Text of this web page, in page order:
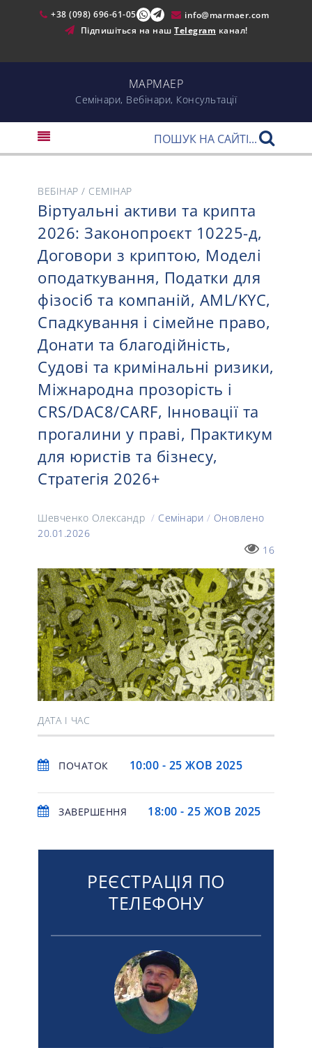
+38 (098) 696-61-05
info@marmaer.com
Підпишіться на наш Telegram канал!
МАРМАЕР
Cемінари, Вебінари, Консультації
ВЕБІНАР / СЕМІНАР
Віртуальні активи та крипта
2026: Законопроєкт 10225-д,
Договори з криптою, Моделі
оподаткування, Податки для
фізосіб та компаній, AML/KYC,
Спадкування і сімейне право,
Донати та благодійність,
Судові та кримінальні ризики,
Міжнародна прозорість і
CRS/DAC8/CARF, Інновації та
прогалини у праві, Практикум
для юристів та бізнесу,
Стратегія 2026+
Шевченко Олександр / Семінари / Оновлено
20.01.2026
16
ДАТА І ЧАС
ПОЧАТОК 10:00 - 25 ЖОВ 2025
ЗАВЕРШЕННЯ 18:00 - 25 ЖОВ 2025
РЕЄСТРАЦІЯ ПО
ТЕЛЕФОНУ